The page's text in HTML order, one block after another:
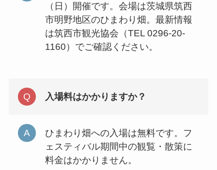
（日）開催です。会場は茨城県筑西
市明野地区のひまわり畑。最新情報
は筑西市観光協会（TEL 0296-20-
1160）でご確認ください。
入場料はかかりますか？
ひまわり畑への入場は無料です。フ
ェスティバル期間中の観覧・散策に
料金はかかりません。